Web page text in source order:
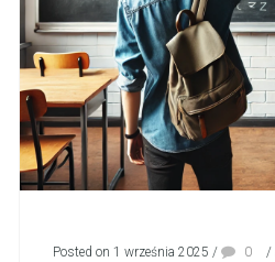
Posted on 1 września 2025 / 0 /